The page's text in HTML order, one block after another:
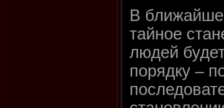
В
тайное
людей
порядку –